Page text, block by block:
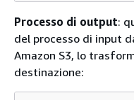
Processo di output:
del processo di input
Amazon S3, lo
destinazione: